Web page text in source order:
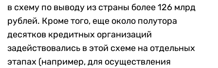
в схему по выводу из страны более 126 млрд
рублей. Кроме того, еще около полутора
десятков кредитных организаций
задействовались в этой схеме на отдельных
этапах (например, для осуществления